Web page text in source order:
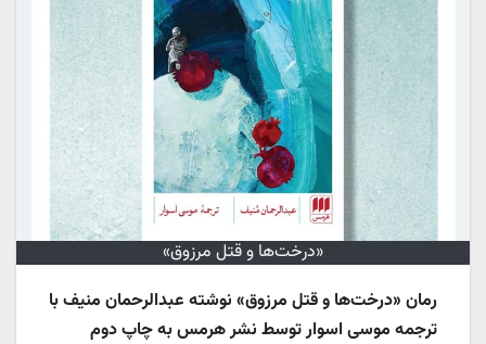
«درخت‌ها و قتل مرزوق»
رمان «درخت‌ها و قتل مرزوق» نوشته عبدالرحمان منیف با
ترجمه موسی اسوار توسط نشر هرمس به چاپ دوم